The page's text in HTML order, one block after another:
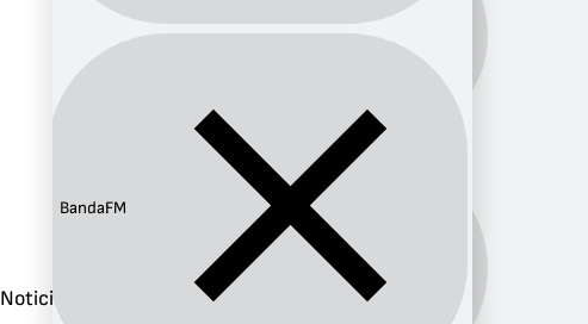
Noticias
Género:
Años
Banda:
FM
Banda:FM